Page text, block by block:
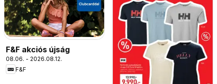
F&F akciós újság
08.06. - 2026.08.12.
F&F